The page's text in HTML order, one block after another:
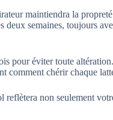
maintiendra la
deux semaines, toujours
pour éviter toute
comment chérir chaque
non seulement